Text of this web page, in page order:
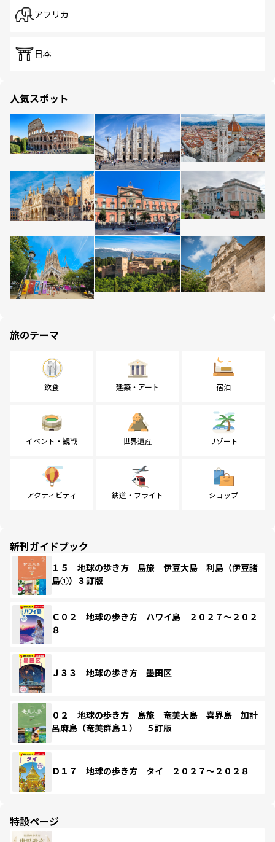
アフリカ
日本
人気スポット
旅のテーマ
飲食 建築・アート 宿泊
イベント・観戦 世界遺産 リゾート
アクティビティ 鉄道・フライト ショップ
新刊ガイドブック
１５ 地球の歩き方 島旅 伊豆大島 利島（伊豆諸
島①）３訂版
Ｃ０２ 地球の歩き方 ハワイ島 ２０２７～２０２
８
Ｊ３３ 地球の歩き方 墨田区
０２ 地球の歩き方 島旅 奄美大島 喜界島 加計
呂麻島（奄美群島１） ５訂版
Ｄ１７ 地球の歩き方 タイ ２０２７～２０２８
特設ページ